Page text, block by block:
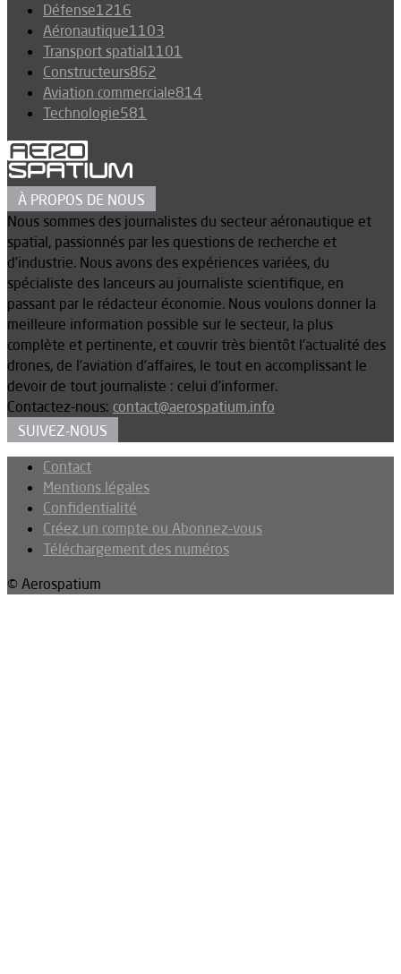
Défense1216
Aéronautique1103
Transport spatial1101
Constructeurs862
Aviation commerciale814
Technologie581
À PROPOS DE NOUS
Nous sommes des journalistes du secteur aéronautique et
spatial, passionnés par les questions de recherche et
d’industrie. Nous avons des expériences variées, du
spécialiste des lanceurs au journaliste scientifique, en
passant par le rédacteur économie. Nous voulons donner la
meilleure information possible sur le secteur, la plus
complète et pertinente, et couvrir très bientôt l’actualité des
drones, de l’aviation d’affaires, le tout en accomplissant le
devoir de tout journaliste : celui d’informer.
Contactez-nous: contact@aerospatium.info
SUIVEZ-NOUS
Contact
Mentions légales
Confidentialité
Créez un compte ou Abonnez-vous
Téléchargement des numéros
© Aerospatium